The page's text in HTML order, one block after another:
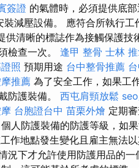
簽證 的氣體時，必須提供底
減壓設備。 應符合所執行
供清晰的標誌作為接觸保護技
檢查一次。 逢甲 整骨 士林
照 預期用途 台中整骨推薦
推薦 為了安全工作，如果工
防護裝備。 西屯肩頸放鬆
台胞證台中 苗栗外燴 定期
人防護裝備的防護等級，如
作地點發生變化且雇主無法
況下才允許使用防護用品的